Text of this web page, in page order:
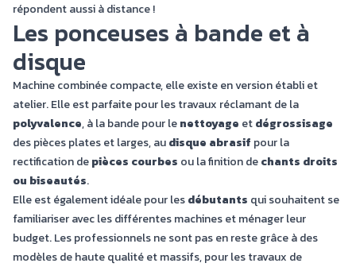
répondent aussi à distance !
Les ponceuses à bande et à
disque
Machine combinée compacte, elle existe en version établi et
atelier. Elle est parfaite pour les travaux réclamant de la
polyvalence, à la bande pour lenettoyage etdégrossisage
des pièces plates et larges, audisque abrasif pour la
rectification depièces courbes ou la finition dechants droits
ou biseautés.
Elle est également idéale pour lesdébutants qui souhaitent se
familiariser avec les différentes machines et ménager leur
budget. Les professionnels ne sont pas en reste grâce à des
modèles de haute qualité et massifs, pour les travaux de